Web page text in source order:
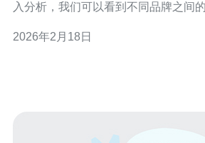
入分析，我们可以看到不同品牌之间
是选择合适的服务器和VPS服务商将
2026年2月18日